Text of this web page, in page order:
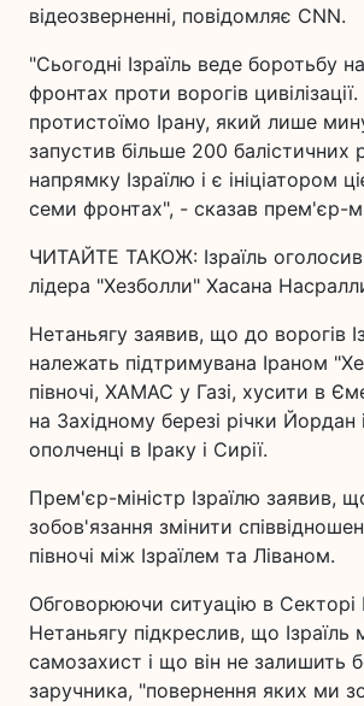
відеозверненні, повідомляє CNN.
"Сьогодні Ізраїль веде боротьбу
фронтах проти ворогів
протистоїмо Ірану, який лише
запустив більше 200 балістичних
напрямку Ізраїлю і є ініціатором
семи фронтах", - сказав прем'єр-
ЧИТАЙТЕ ТАКОЖ: Ізраїль
лідера "Хезболли" Хасана
Нетаньягу заявив, що до ворогів
належать підтримувана Іраном
півночі, ХАМАС у Газі, хусити в
на Західному березі річки Йордан
ополченці в Іраку і Сирії.
Прем'єр-міністр Ізраїлю заявив,
зобов'язання змінити
півночі між Ізраїлем та Ліваном.
Обговорюючи ситуацію в Секторі
Нетаньягу підкреслив, що Ізраїль
самозахист і що він не залишить
заручника, "повернення яких ми